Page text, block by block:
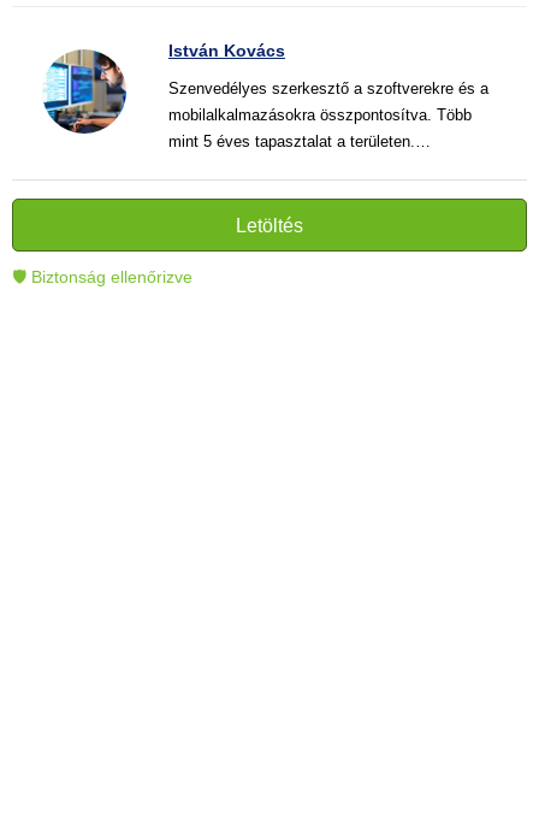
István Kovács
Szenvedélyes szerkesztő a szoftverekre és a
mobilalkalmazásokra összpontosítva. Több
mint 5 éves tapasztalat a területen.
és informatív szövegek alkotója, amelyek
segítik az olvasókat a modern technológia jobb
megértésében és használatában.
Letöltés
🛡 Biztonság ellenőrizve